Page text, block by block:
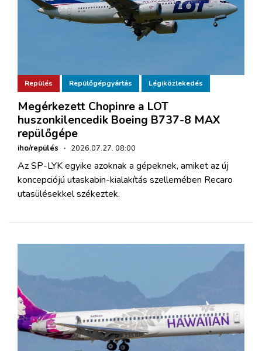
Repülés Repülőgépgyártás Légiközlekedés
Megérkezett Chopinre a LOT
huszonkilencedik Boeing B737-8 MAX
repülőgépe
iho/repülés · 2026.07.27. 08:00
Az SP-LYK egyike azoknak a gépeknek, amiket az új
koncepciójú utaskabin-kialakítás szellemében Recaro
utasülésekkel székeztek.